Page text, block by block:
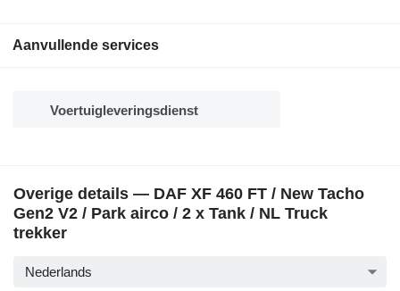
Aanvullende services
Voertuigleveringsdienst
Overige details — DAF XF 460 FT / New Tacho
Gen2 V2 / Park airco / 2 x Tank / NL Truck
trekker
Nederlands